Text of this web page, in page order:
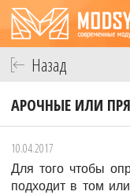
Назад
АРОЧНЫЕ ИЛИ
10.04.2017
Для того чтобы
подходит в том